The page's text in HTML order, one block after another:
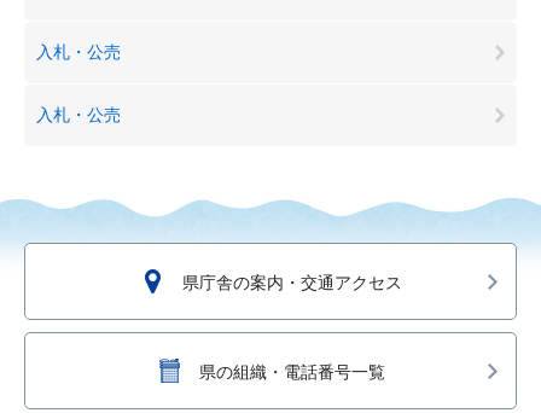
入札・公売
入札・公売
県庁舎の案内・交通アクセス
県の組織・電話番号一覧